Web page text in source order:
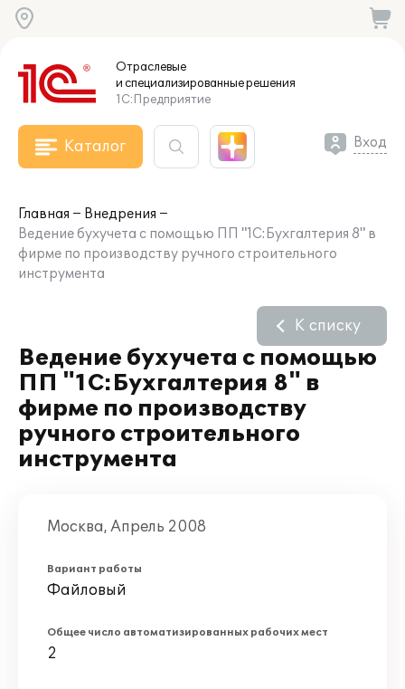
Отраслевые
и специализированныерешения
1С:Предприятие
Каталог Вход
Главная
Внедрения
Ведение бухучета с помощью ПП "1С:Бухгалтерия 8" в
фирме по производству ручного строительного
инструмента
Ведение бухучета с помощью
ПП "1С:Бухгалтерия 8" в
фирме по производству
ручного строительного
инструмента
К списку
Москва, Апрель 2008
Вариант работы
Файловый
Общее число автоматизированных рабочих мест
2